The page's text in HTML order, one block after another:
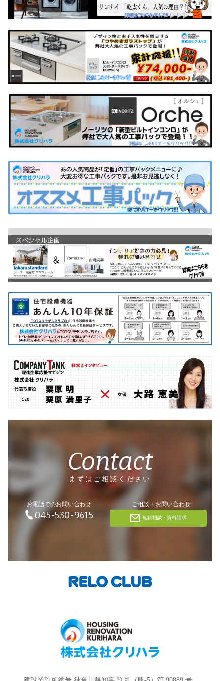
Contact
まずはご相談ください
お電話でのお問い合わせ
045-530-9615
ご相談・お問い合わせ
無料相談・資料請求